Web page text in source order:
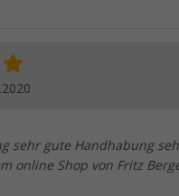
sehr gute Handhabung
online Shop von Fritz